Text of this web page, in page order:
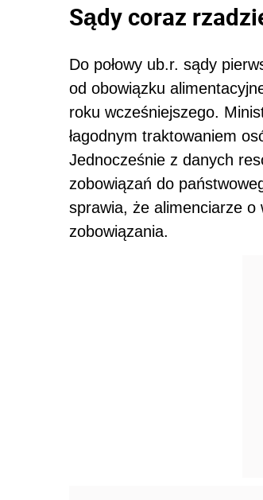
Sądy coraz
Do połowy ub.r. sądy
od obowiązku
roku wcześniejszego.
łagodnym traktowaniem
Jednocześnie z danych
zobowiązań do
sprawia, że alimenciarze o
zobowiązania.